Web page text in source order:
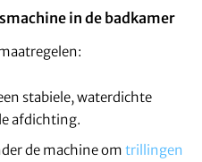
in de badkamer
stabiele, waterdichte
afdichting.
de machine om trillingen